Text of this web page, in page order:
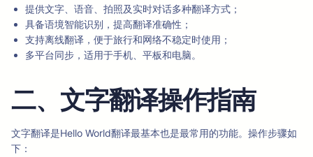
提供文字、语音、拍照及实时对话多种翻译方式；
具备语境智能识别，提高翻译准确性；
支持离线翻译，便于旅行和网络不稳定时使用；
多平台同步，适用于手机、平板和电脑。
二、文字翻译操作指南
文字翻译是Hello World翻译最基本也是最常用的功能。操作步骤如
下：